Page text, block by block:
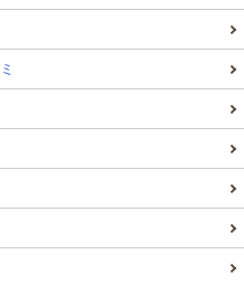
で若者とのアート活動経
に市が委託して運営さ
ションがとても上手なリ
ていました。